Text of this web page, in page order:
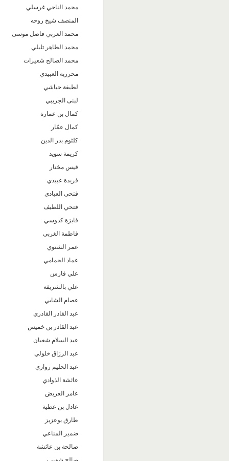
محمد الناجي غرسلي
المنصف شيخ روحه
محمد العربي فاضل موسى
محمد الطاهر تليلي
محمد الصالح شعيرات
محرزية العبيدي
لطيفة حباشي
لبنى الجريبي
كمال بن عمارة
كمال عمّار
كلثوم بدر الدين
كريمة سويد
قيس مختار
فريدة عبيدي
فتحي العيادي
فتحي اللطيف
فايزة كدوسي
فاطمة الغربي
عمر الشتوي
عماد الحمامي
علي فارس
علي بالشريفة
عصام الشابي
عبد القادر القادري
عبد القادر بن خميس
عبد السلام شعبان
عبد الرزاق خلولي
عبد الحليم زواري
عائشة الذوادي
عامر العريض
عادل بن عطية
طارق بوعزيز
ضمير المناعي
صالحة بن عائشة